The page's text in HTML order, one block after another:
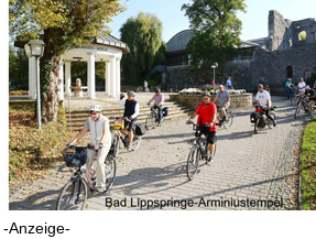
-Anzeige-